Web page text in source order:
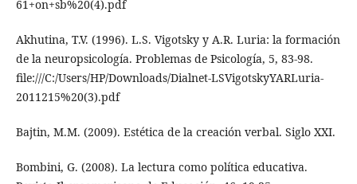
61+on+sb%20(4).pdf
Akhutina, T.V. (1996). L.S. Vigotsky y A.R. Luria: la formación
de la neuropsicología. Problemas de Psicología, 5, 83-98.
file:///C:/Users/HP/Downloads/Dialnet-LSVigotskyYARLuria-
2011215%20(3).pdf
Bajtin, M.M. (2009). Estética de la creación verbal. Siglo XXI.
Bombini, G. (2008). La lectura como política educativa.